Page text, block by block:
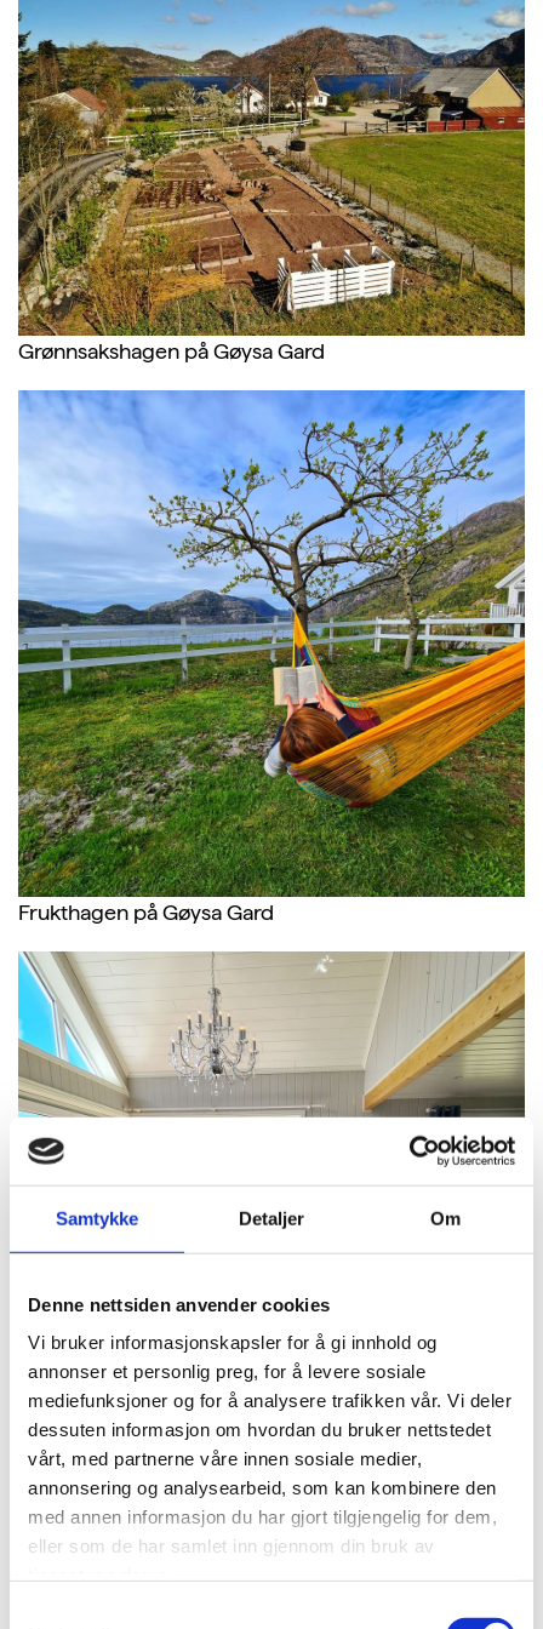
Samtykke Detaljer Om
Denne nettsiden anvender cookies
Vi bruker informasjonskapsler for å gi innhold og
annonser et personlig preg, for å levere sosiale
mediefunksjoner og for å analysere trafikken vår. Vi deler
dessuten informasjon om hvordan du bruker nettstedet
vårt, med partnerne våre innen sosiale medier,
annonsering og analysearbeid, som kan kombinere den
med annen informasjon du har gjort tilgjengelig for dem,
eller som de har samlet inn gjennom din bruk av
Grønnsakshagen på Gøysa Gard
Frukthagen på Gøysa Gard
Spisestuen på Gøysa Gard